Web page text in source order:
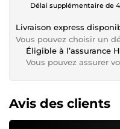
Délai supplémentaire de
Livraison express
Vous pouvez choisir un
Éligible à l’assurance
Vous pouvez assurer
Avis des clients